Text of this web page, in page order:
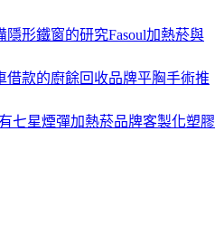
形鐵窗的研究Fasoul加熱菸與
借款的廚餘回收品牌平胸手術推
七星煙彈加熱菸品牌客製化塑膠